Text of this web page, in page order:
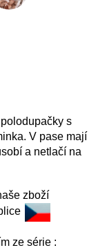
s
V pase mají
a netlačí na
zboží
ze série :